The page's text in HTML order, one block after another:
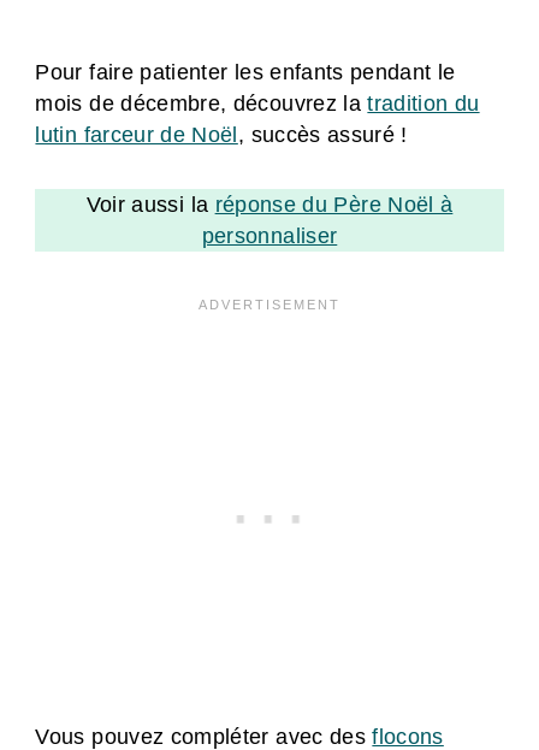
Pour faire patienter les enfants pendant le
mois de décembre, découvrez latradition du
lutin farceur de Noël, succès assuré !
Voir aussi la réponse du Père Noël à
personnaliser
Vous pouvez compléter avec desflocons